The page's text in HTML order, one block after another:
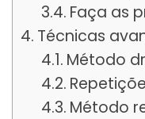
Faça as
Técnicas
Método
Método